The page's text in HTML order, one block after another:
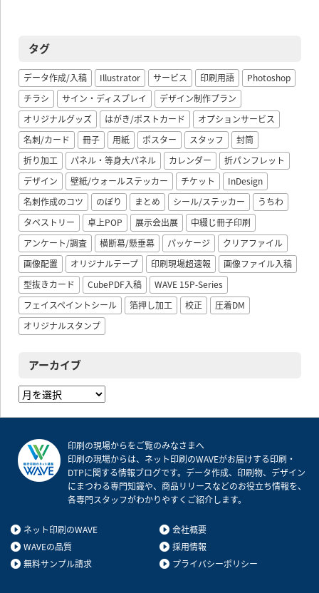
タグ
データ作成/入稿 Illustrator サービス 印刷用語
Photoshop
チラシ
サイン・ディスプレイ
デザイン制作プラン
オリジナルグッズ
はがき/ポストカード
オプションサービス
名刺/カード
冊子 用紙 ポスター スタッフ
封筒
折り加工
パネル・等身大パネル カレンダー
折パンフレット
デザイン
壁紙/ウォールステッカー チケット
InDesign
名刺作成のコツ
のぼり まとめ シール/ステッカー
うちわ
タペストリー
卓上POP 展示会出展
中綴じ冊子印刷
アンケート/調査
横断幕/懸垂幕 パッケージ
クリアファイル
画像配置
オリジナルテープ 印刷現場超速報
画像ファイル入稿
型抜きカード
CubePDF入稿
WAVE 15P-Series
フェイスペイントシール
箔押し加工 校正
圧着DM
オリジナルスタンプ
アーカイブ
ア
ー
カ
ブ
印刷の現場からをご覧のみなさまへ
印刷の現場からは、ネット印刷のWAVEがお届けする印刷・
DTPに関する情報ブログです。データ作成、印刷物、デザイン
にまつわる専門知識や、商品リリースなどのお役立ち情報を、
各専門スタッフがわかりやすくご紹介します。
ネット印刷のWAVE
WAVEの品質
無料サンプル請求
会社概要
採用情報
プライバシーポリシー